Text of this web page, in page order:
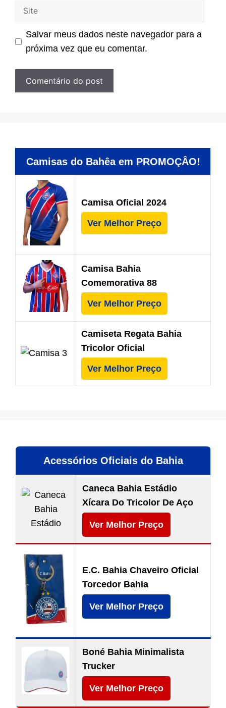
Site
Salvar meus dados neste navegador para a
próxima vez que eu comentar.
Camisas do Bahêa em PROMOÇÂO!
Camisa Oficial 2024
Ver Melhor Preço
Camisa Bahia
Comemorativa 88
Ver Melhor Preço
Camiseta Regata Bahia
Tricolor Oficial
Ver Melhor Preço
Acessórios Oficiais do Bahia
Caneca Bahia Estádio
Xícara Do Tricolor De Aço
Ver Melhor Preço
E.C. Bahia Chaveiro Oficial
Torcedor Bahia
Ver Melhor Preço
Boné Bahia Minimalista
Trucker
Ver Melhor Preço